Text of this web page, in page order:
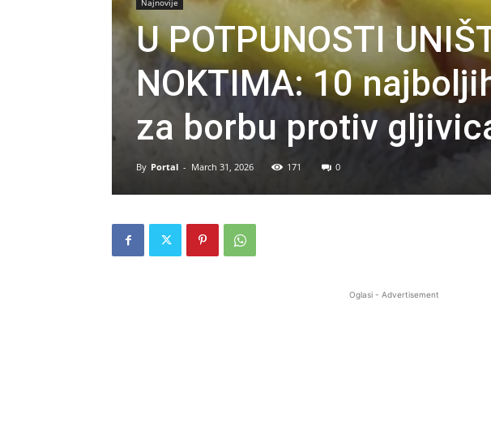
Najnovije
U POTPUNOSTI
NOKTIMA: 10
za borbu protiv
By Portal - March 31, 2026 171 0
Oglasi - Advertisement